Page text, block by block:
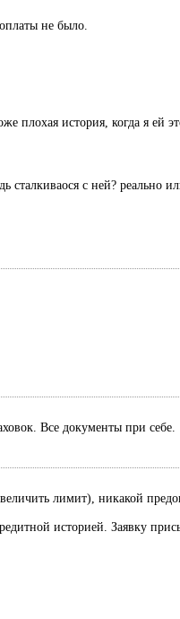
не было.
история, когда я ей
сталкиваося с ней? реально
Все документы при себе.
лимит), никакой
историей. Заявку